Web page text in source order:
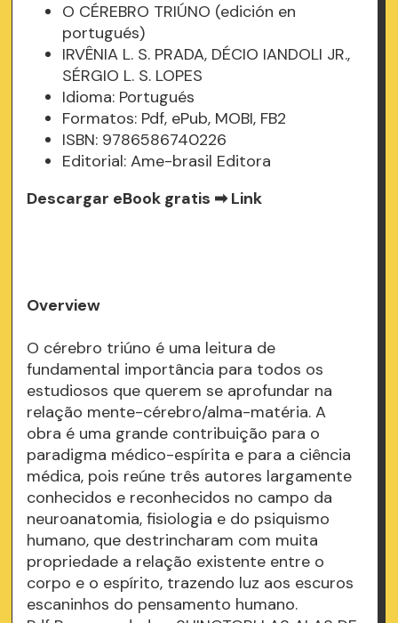
O CÉREBRO TRIÚNO (edición en
portugués)
IRVÊNIA L. S. PRADA, DÉCIO IANDOLI JR.,
SÉRGIO L. S. LOPES
Idioma: Portugués
Formatos: Pdf, ePub, MOBI, FB2
ISBN: 9786586740226
Editorial: Ame-brasil Editora
Descargar eBook gratis ➡Link
Overview
O cérebro triúno é uma leitura de
fundamental importância para todos os
estudiosos que querem se aprofundar na
relação mente-cérebro/alma-matéria. A
obra é uma grande contribuição para o
paradigma médico-espírita e para a ciência
médica, pois reúne três autores largamente
conhecidos e reconhecidos no campo da
neuroanatomia, fisiologia e do psiquismo
humano, que destrincharam com muita
propriedade a relação existente entre o
corpo e o espírito, trazendo luz aos escuros
escaninhos do pensamento humano.